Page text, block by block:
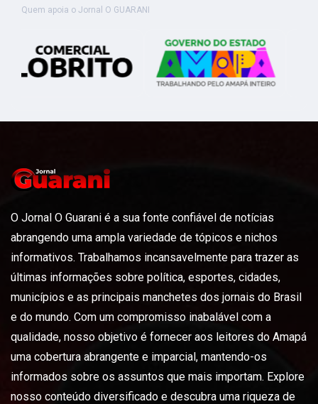
Quem apoia o Jornal O GUARANI
O Jornal O Guarani é a sua fonte confiável de notícias
abrangendo uma ampla variedade de tópicos e nichos
informativos. Trabalhamos incansavelmente para trazer as
últimas informações sobre política, esportes, cidades,
municípios e as principais manchetes dos jornais do Brasil
e do mundo. Com um compromisso inabalável com a
qualidade, nosso objetivo é fornecer aos leitores do Amapá
uma cobertura abrangente e imparcial, mantendo-os
informados sobre os assuntos que mais importam. Explore
nosso conteúdo diversificado e descubra uma riqueza de